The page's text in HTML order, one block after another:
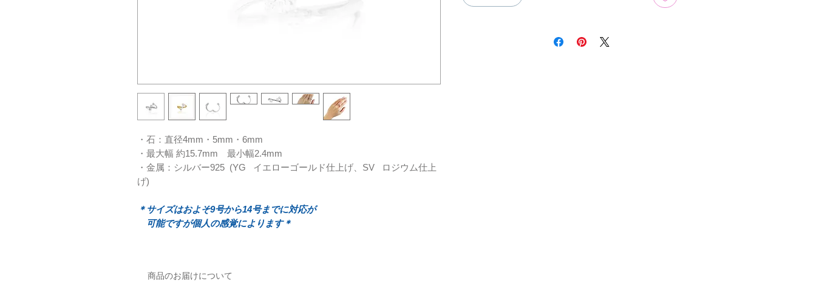
・石：直径4mm・5mm・6mm
・最大幅 約15.7mm 最小幅2.4mm
・金属：シルバー925 (YG イエローゴールド仕上げ、SV ロジウム仕上
げ)
＊サイズはおよそ9号から14号までに対応が
可能ですが個人の感覚によります＊
商品のお届けについて